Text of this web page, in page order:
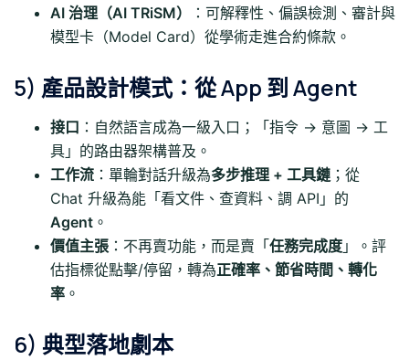
AI 治理（AI TRiSM）
：可解釋性、偏誤檢測、審計與
模型卡（Model Card）從學術走進合約條款。
5) 產品設計模式：從 App 到 Agent
接口 ：自然語言成為一級入口；「指令 → 意圖 → 工
具」的路由器架構普及。
工作流 ：單輪對話升級為多步推理 + 工具鏈 ；從
Chat 升級為能「看文件、查資料、調 API」的
Agent 。
價值主張 ：不再賣功能，而是賣「任務完成度 」。評
估指標從點擊/停留，轉為正確率、節省時間、轉化
率 。
6) 典型落地劇本